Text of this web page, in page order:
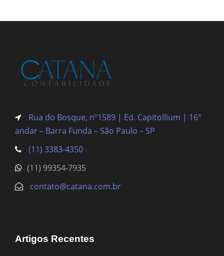
Rua do Bosque, nº1589 | Ed. Capitollium | 16º
andar – Barra Funda – São Paulo – SP
(11) 3383-4350
(11) 99354-7935
contato@catana.com.br
Artigos Recentes